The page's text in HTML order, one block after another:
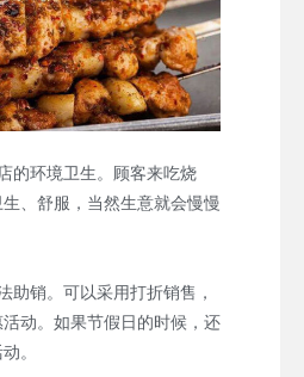
的环境卫生。顾客来吃烧
、舒服，当然生意就会慢慢
销。可以采用打折销售，
动。如果节假日的时候，还
。